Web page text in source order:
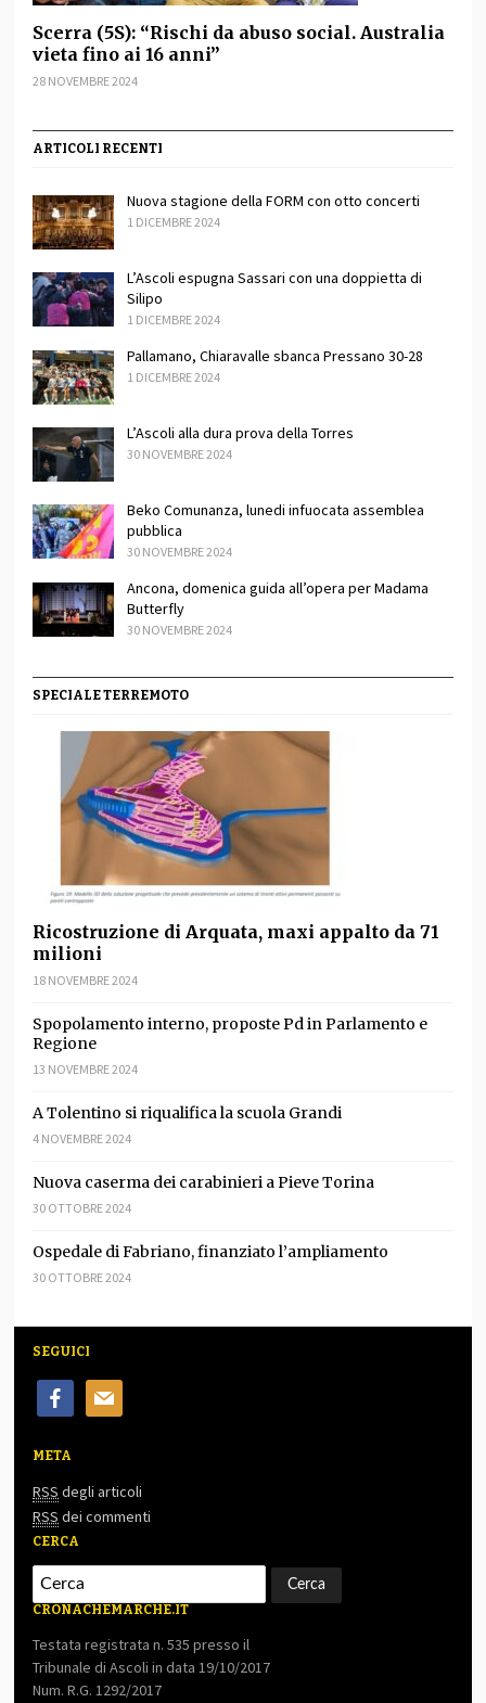
Scerra (5S): “Rischi da abuso social. Australia
vieta fino ai 16 anni”
28 NOVEMBRE 2024
ARTICOLI RECENTI
Nuova stagione della FORM con otto concerti
1 DICEMBRE 2024
L’Ascoli espugna Sassari con una doppietta di
Silipo
1 DICEMBRE 2024
Pallamano, Chiaravalle sbanca Pressano 30-28
1 DICEMBRE 2024
L’Ascoli alla dura prova della Torres
30 NOVEMBRE 2024
Beko Comunanza, lunedi infuocata assemblea
pubblica
30 NOVEMBRE 2024
Ancona, domenica guida all’opera per Madama
Butterfly
30 NOVEMBRE 2024
SPECIALE TERREMOTO
Ricostruzione di Arquata, maxi appalto da 71
milioni
18 NOVEMBRE 2024
Spopolamento interno, proposte Pd in Parlamento e
Regione
13 NOVEMBRE 2024
A Tolentino si riqualifica la scuola Grandi
4 NOVEMBRE 2024
Nuova caserma dei carabinieri a Pieve Torina
30 OTTOBRE 2024
Ospedale di Fabriano, finanziato l’ampliamento
30 OTTOBRE 2024
SEGUICI
facebookmail
META
RSS degli articoli
RSS dei commenti
CERCA
CRONACHEMARCHE.IT
Testata registrata n. 535 presso il
Tribunale di Ascoli in data 19/10/2017
Num. R.G. 1292/2017